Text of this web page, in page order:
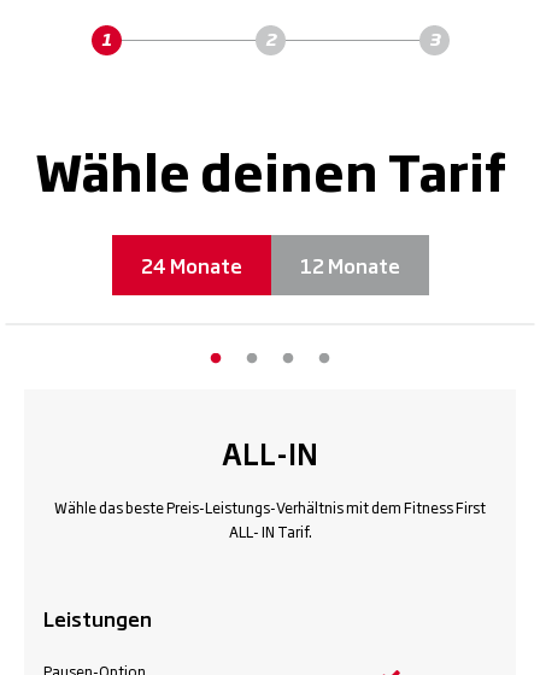
Wähle deinen Tarif
24 Monate 12 Monate
ALL-IN
Wähle das beste Preis-Leistungs-Verhältnis mit dem Fitness First
ALL- IN Tarif.
Leistungen